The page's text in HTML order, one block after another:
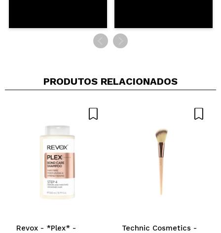
PRODUTOS RELACIONADOS
Revox - *Plex* -
Technic Cosmetics -